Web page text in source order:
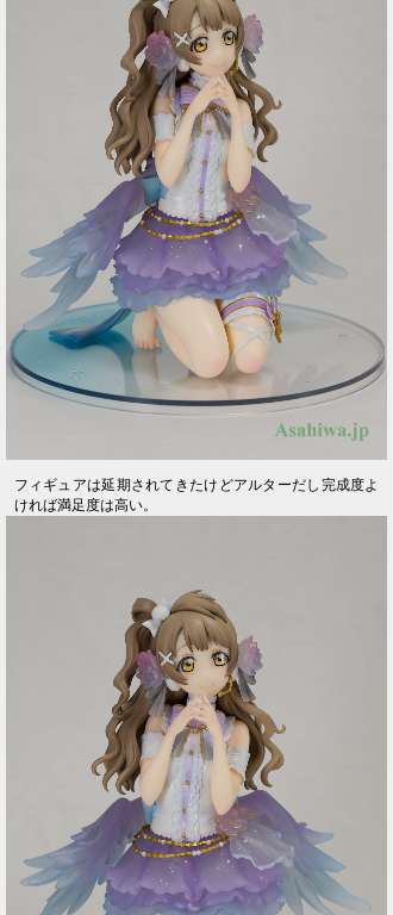
フィギュアは延期されてきたけどアルターだし完成度よ
ければ満足度は高い。